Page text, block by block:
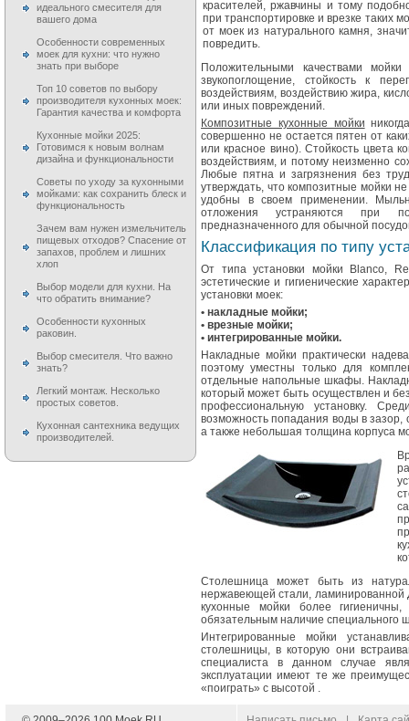
красителей, ржавчины и тому
при транспортировке и врезке таких
от моек из натурального камня,
повредить.
Положительными качествами
звукопоглощение, стойкость к
воздействиям, воздействию жира,
или иных повреждений.
Композитные кухонные мойки
совершенно не остается пятен от
или красное вино). Стойкость цвета
воздействиям, и потому неизменно
Любые пятна и загрязнения без
утверждать, что композитные мойки
удобны в своем применении.
отложения устраняются при
предназначенного для обычной
Классификация по типу
От типа установки мойки Blanco,
эстетические и гигиенические
установки моек:
• накладные мойки;
• врезные мойки;
• интегрированные мойки.
Накладные мойки практически
поэтому уместны только для
отдельные напольные шкафы.
который может быть осуществлен и
профессиональную установку.
возможность попадания воды в
а также небольшая толщина корпуса
Столешница может быть из
нержавеющей стали, ламинированной
кухонные мойки более
обязательным наличие специального
Интегрированные мойки
столешницы, в которую они
специалиста в данном случае
эксплуатации имеют те же
«поиграть» с высотой .
идеального смесителя для
вашего дома
Особенности современных
моек для кухни: что нужно
знать при выборе
Топ 10 советов по выбору
производителя кухонных моек:
Гарантия качества и комфорта
Кухонные мойки 2025:
Готовимся к новым волнам
дизайна и функциональности
Советы по уходу за кухонными
мойками: как сохранить блеск и
функциональность
Зачем вам нужен измельчитель
пищевых отходов? Спасение от
запахов, проблем и лишних
хлоп
Выбор модели для кухни. На
что обратить внимание?
Особенности кухонных
раковин.
Выбор смесителя. Что важно
знать?
Легкий монтаж. Несколько
простых советов.
Кухонная сантехника ведущих
производителей.